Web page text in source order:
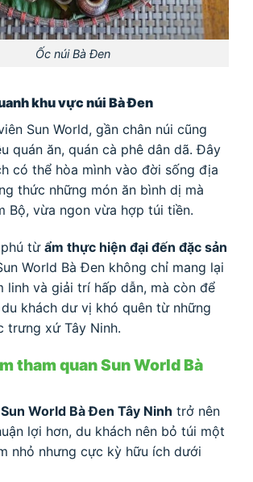
Ốc núi Bà Đen
khu vực núi Bà Đen
Sun World, gần chân núi cũng
quán ăn, quán cà phê dân dã. Đây
có thể hòa mình vào đời sống địa
thức những món ăn bình dị mà
Bộ, vừa ngon vừa hợp túi tiền.
từ ẩm thực hiện đại đến đặc sản
World Bà Đen không chỉ mang lại
linh và giải trí hấp dẫn, mà còn để
khách dư vị khó quên từ những
trưng xứ Tây Ninh.
tham quan Sun World Bà
Sun World Bà Đen Tây Ninh trở nên
lợi hơn, du khách nên bỏ túi một
nhỏ nhưng cực kỳ hữu ích dưới